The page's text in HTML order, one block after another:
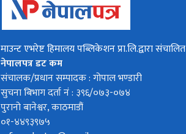
माउन्ट एभरेष्ट हिमालय पब्लिकेशन प्रा.लि.द्वारा संचालित
नेपालपत्र डट कम
संचालक/प्रधान सम्पादक : गोपाल भण्डारी
सुचना बिभाग दर्ता नं : ३९६/०७३-०७४
पुरानो बानेश्वर, काठमाडौं
०१-४४९३९७५